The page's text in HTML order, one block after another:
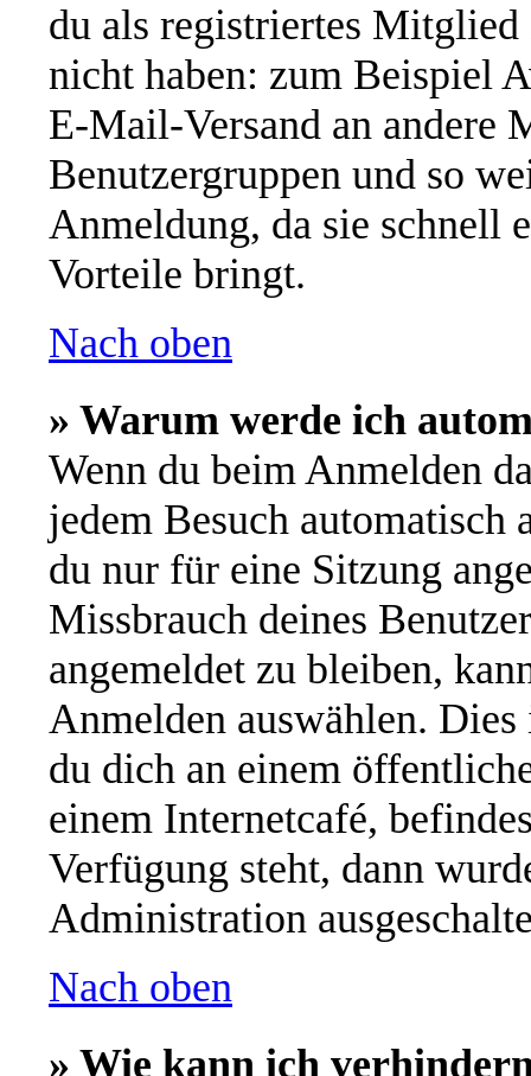
du als registriertes
nicht haben: zum Beispiel
E-Mail-Versand an andere
Benutzergruppen und so
Anmeldung, da sie schnell
Vorteile bringt.
Nach oben
» Warum werde ich
Wenn du beim Anmelden
jedem Besuch automatisch
du nur für eine Sitzung
Missbrauch deines
angemeldet zu bleiben,
Anmelden auswählen.
du dich an einem
einem Internetcafé,
Verfügung steht, dann
Administration
Nach oben
» Wie kann ich